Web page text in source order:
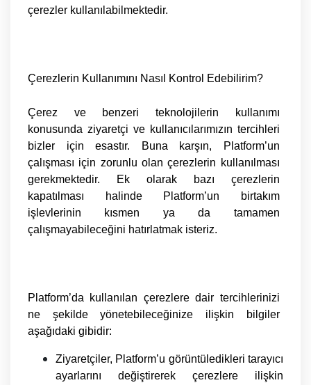
çerezler kullanılabilmektedir.
Çerezlerin Kullanımını Nasıl Kontrol Edebilirim?
Çerez ve benzeri teknolojilerin kullanımı
konusunda ziyaretçi ve kullanıcılarımızın tercihleri
bizler için esastır. Buna karşın, Platform’un
çalışması için zorunlu olan çerezlerin kullanılması
gerekmektedir. Ek olarak bazı çerezlerin
kapatılması halinde Platform’un birtakım
işlevlerinin kısmen ya da tamamen
çalışmayabileceğini hatırlatmak isteriz.
Platform’da kullanılan çerezlere dair tercihlerinizi
ne şekilde yönetebileceğinize ilişkin bilgiler
aşağıdaki gibidir:
Ziyaretçiler, Platform’u görüntüledikleri tarayıcı
ayarlarını değiştirerek çerezlere ilişkin